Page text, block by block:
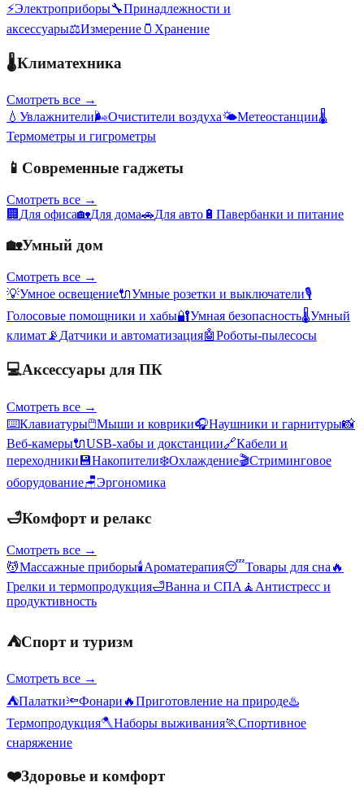
⚡Электроприборы🔧Принадлежности и
аксессуары⚖️Измерение 🫙 Хранение
🌡️Климатехника
Смотреть все →
💧 Увлажнители🌬️Очистители воздуха🌤️Метеостанции🌡️
Термометры и гигрометры
📱 Современные гаджеты
Смотреть все →
🏢 Для офиса🏡Для дома🚗Для авто 🔋 Павербанки и питание
🏡Умный дом
Смотреть все →
💡Умное освещение🔌Умные розетки и выключатели🎙️
Голосовые помощники и хабы🔐Умная безопасность🌡️Умный
климат 📡 Датчики и автоматизация🤖Роботы-пылесосы
💻Аксессуары для ПК
Смотреть все →
⌨️Клавиатуры🖱️Мыши и коврики🎧Наушники и гарнитуры📸
Веб-камеры🔌USB-хабы и докстанции🔗Кабели и
переходники 💾Накопители❄️Охлаждение🎬Стриминговое
оборудование🪑Эргономика
🛁Комфорт и релакс
Смотреть все →
💆Массажные приборы🕯️Ароматерапия😴Товары для сна 🔥
Грелки и термопродукция🛁Ванна и СПА 🧘 Антистресс и
продуктивность
⛺Спорт и туризм
Смотреть все →
⛺Палатки🔦Фонари 🔥Приготовление на природе♨️
Термопродукция🪓Наборы выживания🏃Спортивное
снаряжение
❤️Здоровье и комфорт